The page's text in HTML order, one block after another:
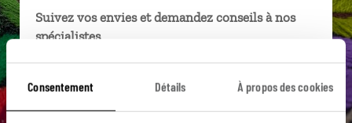
Consentement Détails À propos des cookies
Suivez vos envies et demandez conseils à nos
spécialistes
près de vos envies et de la réalité du pays.
Échangez en face à face ou depuis nos studios